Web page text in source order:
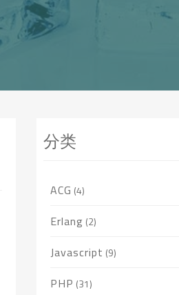
分类
ACG (4)
Erlang (2)
Javascript (9)
PHP (31)